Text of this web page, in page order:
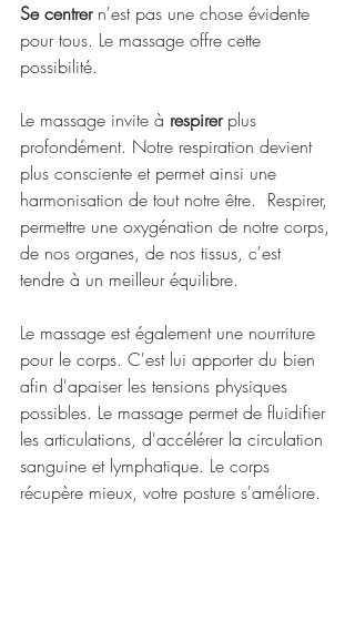
Se centrer n'est pas une chose évidente
pour tous. Le massage offre cette
possibilité.
Le massage invite à respirer plus
profondément. Notre respiration devient
plus consciente et permet ainsi une
harmonisation de tout notre être.  Respirer,
permettre une oxygénation de notre corps,
de nos organes, de nos tissus, c'est
tendre à un meilleur équilibre.
Le massage est également une nourriture
pour le corps. C'est lui apporter du bien
afin d'apaiser les tensions physiques
possibles. Le massage permet de fluidifier
les articulations, d'accélérer la circulation
sanguine et lymphatique. Le corps
récupère mieux, votre posture s'améliore.